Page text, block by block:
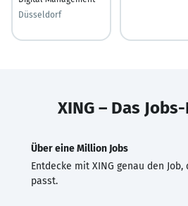
Düsseldorf
XING – Das
Über eine Million Jobs
Entdecke mit XING genau den
passt.